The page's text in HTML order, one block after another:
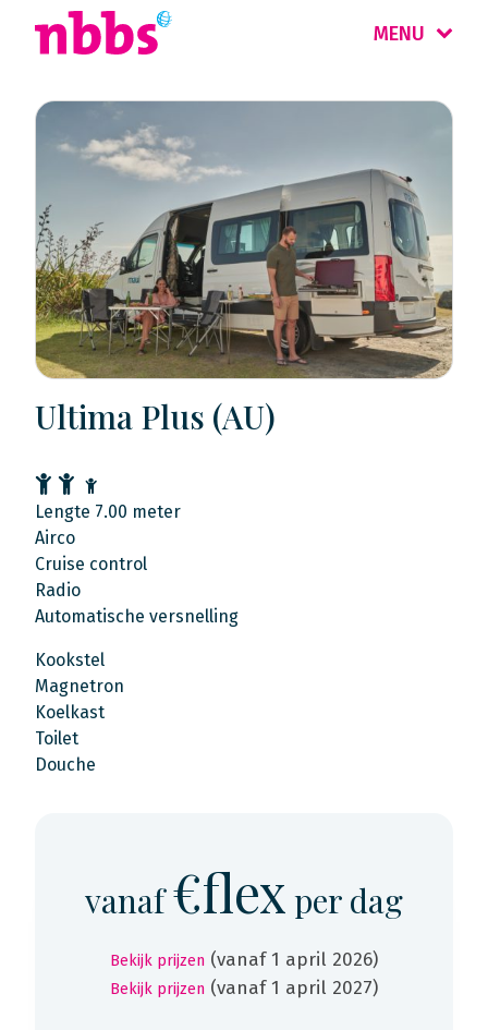
MENU
Ultima Plus (AU)
Lengte 7.00 meter
Airco
Cruise control
Radio
Automatische versnelling
Kookstel
Magnetron
Koelkast
Toilet
Douche
vanaf€flex per dag
Bekijk prijzen (vanaf 1 april 2026)
Bekijk prijzen (vanaf 1 april 2027)